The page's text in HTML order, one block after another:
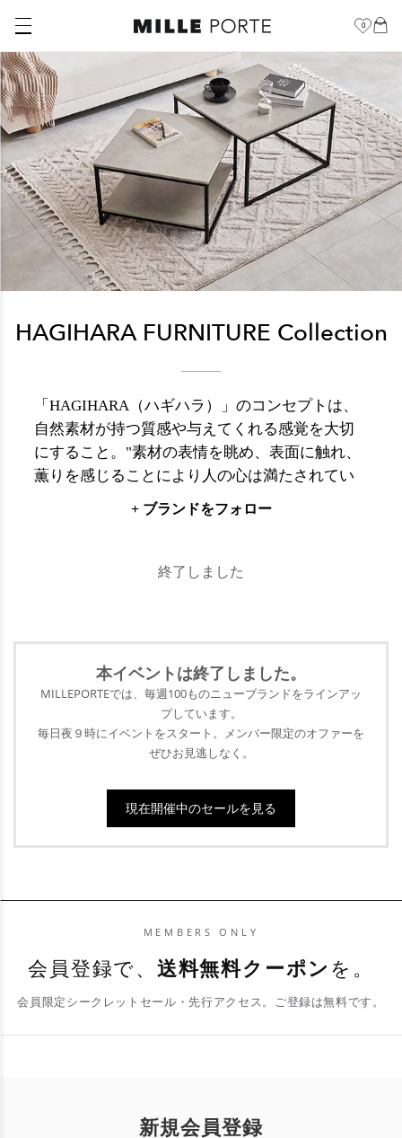
0
HAGIHARA FURNITURE Collection
「HAGIHARA（ハギハラ）」のコンセプトは、
自然素材が持つ質感や与えてくれる感覚を大切
にすること。"素材の表情を眺め、表面に触れ、
薫りを感じることにより人の心は満たされてい
くのではないでしょうか。そして、素材の美し
い表情を生かしたインテリアシーンが、住まう
「HAGIHARA」はそう信じ、素材を選び、整
を作り上げていきたいという思いが、
「HAGIHARA」のすべてのモノ作りの中に息づ
いています。
+ ブランドをフォロー
終了しました
本イベントは終了 しました。
MILLEPORTEでは、毎週100ものニューブランドをラインアッ
プしています。
毎日夜９時にイベントをスタート。メンバー限定のオファーを
ぜひお見逃しなく。
現在開催中のセールを見る
MEMBERS ONLY
会員登録で、 送料無料クーポン を。
会員限定シークレットセール・先行アクセス。ご登録は無料です。
新規会員登録